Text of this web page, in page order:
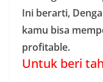
Ini berarti,
kamu bisa
profitable.
Untuk beri